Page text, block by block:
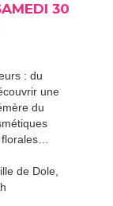
30
: du
une
du
de Dole,